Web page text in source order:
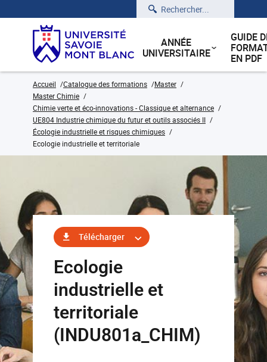
Rechercher
ANNÉE
UNIVERSITAIRE
GUIDE
EN PDF
Accueil Catalogue des formations
Master
Master Chimie
Chimie verte et éco-innovations - Classique et alternance
UE804 Industrie chimique du futur et outils associés II
Écologie industrielle et risques chimiques
Ecologie industrielle et territoriale
Télécharger
Ecologie
industrielle et
territoriale
(INDU801a_CHIM)